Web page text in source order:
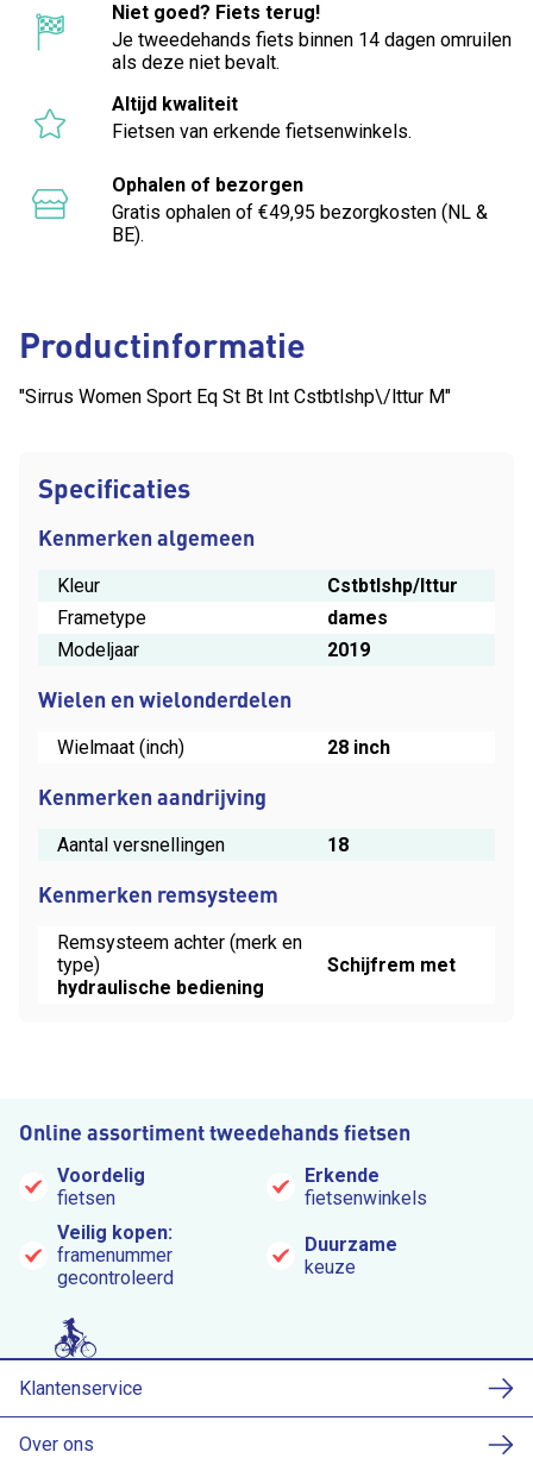
Productinformatie
"Sirrus Women Sport Eq St Bt Int Cstbtlshp\/lttur M"
Specificaties
Kenmerken algemeen
Kleur
Cstbtlshp/lttur
Frametype
dames
Modeljaar
2019
Wielen en wielonderdelen
Wielmaat (inch) 28 inch
Kenmerken aandrijving
Aantal versnellingen 18
Kenmerken remsysteem
Remsysteem achter (merk en
type)
Schijfrem met
hydraulische bediening
Niet goed? Fiets terug!
Je tweedehands fiets binnen 14 dagen omruilen
als deze niet bevalt.
Altijd kwaliteit
Fietsen van erkende fietsenwinkels.
Ophalen of bezorgen
Gratis ophalen of €49,95 bezorgkosten (NL &
BE).
Online assortiment tweedehands fietsen
Voordelig
fietsen
Erkende
fietsenwinkels
Veilig kopen:
framenummer
gecontroleerd
Duurzame
keuze
Klantenservice
Over ons